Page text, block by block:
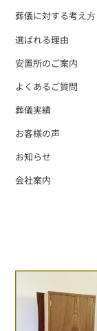
葬儀に対する考え⽅
選ばれる理由
安置所のご案内
よくあるご質問
葬儀実績
お客様の声
お知らせ
会社案内